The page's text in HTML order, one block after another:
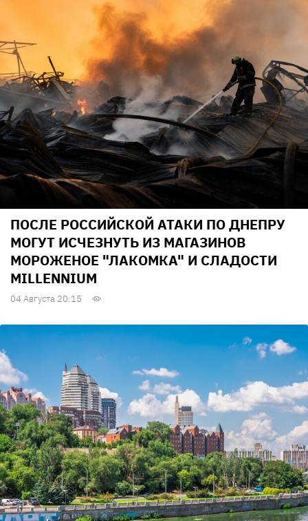
ПОСЛЕ РОССИЙСКОЙ АТАКИ ПО ДНЕПРУ
МОГУТ ИСЧЕЗНУТЬ ИЗ МАГАЗИНОВ
МОРОЖЕНОЕ "ЛАКОМКА" И СЛАДОСТИ
MILLENNIUM
04 Августа 20:15